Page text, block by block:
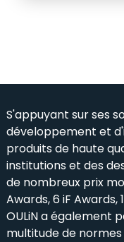
S'appuyant sur ses
développement et
produits de haute
institutions et des
de nombreux prix
Awards, 6 iF Awards,
OULiN a également
multitude de